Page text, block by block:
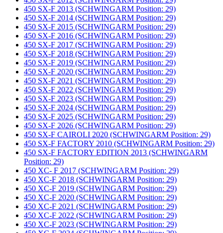
450 SX-F 2013 (SCHWINGARM Position: 29)
450 SX-F 2014 (SCHWINGARM Position: 29)
450 SX-F 2015 (SCHWINGARM Position: 29)
450 SX-F 2016 (SCHWINGARM Position: 29)
450 SX-F 2017 (SCHWINGARM Position: 29)
450 SX-F 2018 (SCHWINGARM Position: 29)
450 SX-F 2019 (SCHWINGARM Position: 29)
450 SX-F 2020 (SCHWINGARM Position: 29)
450 SX-F 2021 (SCHWINGARM Position: 29)
450 SX-F 2022 (SCHWINGARM Position: 29)
450 SX-F 2023 (SCHWINGARM Position: 29)
450 SX-F 2024 (SCHWINGARM Position: 29)
450 SX-F 2025 (SCHWINGARM Position: 29)
450 SX-F 2026 (SCHWINGARM Position: 29)
450 SX-F CAIROLI 2020 (SCHWINGARM Position: 29)
450 SX-F FACTORY 2010 (SCHWINGARM Position: 29)
450 SX-F FACTORY EDITION 2013 (SCHWINGARM
Position: 29)
450 XC- F 2017 (SCHWINGARM Position: 29)
450 XC-F 2018 (SCHWINGARM Position: 29)
450 XC-F 2019 (SCHWINGARM Position: 29)
450 XC-F 2020 (SCHWINGARM Position: 29)
450 XC-F 2021 (SCHWINGARM Position: 29)
450 XC-F 2022 (SCHWINGARM Position: 29)
450 XC-F 2023 (SCHWINGARM Position: 29)